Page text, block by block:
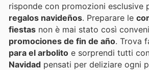
risponde con promozioni esclusive
regalos navideños. Preparare le
fiestas non è mai stato così
promociones de fin de año. Trova
para el arbolito e sorprendi tutti
Navidad pensati per deliziare ogni